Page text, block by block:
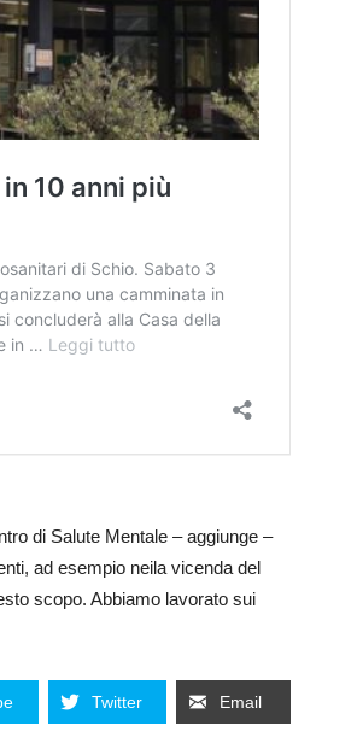
di Salute Mentale – aggiunge –
ad esempio neila vicenda del
scopo. Abbiamo lavorato sui
Twitter Email